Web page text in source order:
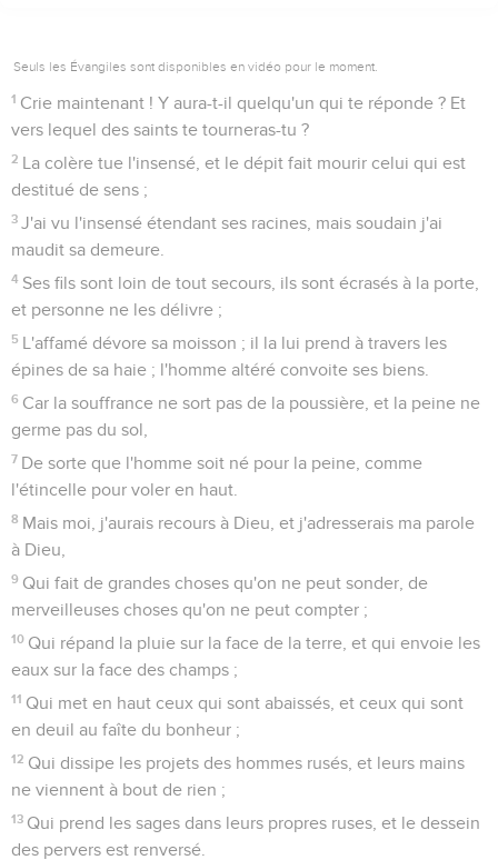
Seuls les Évangiles sont disponibles en vidéo pour le moment.
1 Crie maintenant ! Y aura-t-il quelqu'un qui te réponde ? Et
vers lequel des saints te tourneras-tu ?
2 La colère tue l'insensé, et le dépit fait mourir celui qui est
destitué de sens ;
3 J'ai vu l'insensé étendant ses racines, mais soudain j'ai
maudit sa demeure.
4 Ses fils sont loin de tout secours, ils sont écrasés à la porte,
et personne ne les délivre ;
5 L'affamé dévore sa moisson ; il la lui prend à travers les
épines de sa haie ; l'homme altéré convoite ses biens.
6 Car la souffrance ne sort pas de la poussière, et la peine ne
germe pas du sol,
7 De sorte que l'homme soit né pour la peine, comme
l'étincelle pour voler en haut.
8 Mais moi, j'aurais recours à Dieu, et j'adresserais ma parole
à Dieu,
9 Qui fait de grandes choses qu'on ne peut sonder, de
merveilleuses choses qu'on ne peut compter ;
10 Qui répand la pluie sur la face de la terre, et qui envoie les
eaux sur la face des champs ;
11 Qui met en haut ceux qui sont abaissés, et ceux qui sont
en deuil au faîte du bonheur ;
12 Qui dissipe les projets des hommes rusés, et leurs mains
ne viennent à bout de rien ;
13 Qui prend les sages dans leurs propres ruses, et le dessein
des pervers est renversé.